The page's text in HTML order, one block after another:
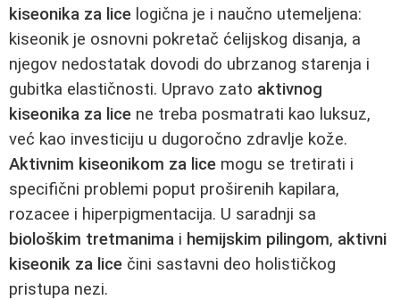
kiseonika za lice logična je i naučno utemeljena:
kiseonik je osnovni pokretač ćelijskog disanja, a
njegov nedostatak dovodi do ubrzanog starenja i
gubitka elastičnosti. Upravo zato aktivnog
kiseonika za lice ne treba posmatrati kao luksuz,
već kao investiciju u dugoročno zdravlje kože.
Aktivnim kiseonikom za lice mogu se tretirati i
specifični problemi poput proširenih kapilara,
rozacee i hiperpigmentacija. U saradnji sa
biološkim tretmanima i hemijskim pilingom, aktivni
kiseonik za lice čini sastavni deo holističkog
pristupa nezi.